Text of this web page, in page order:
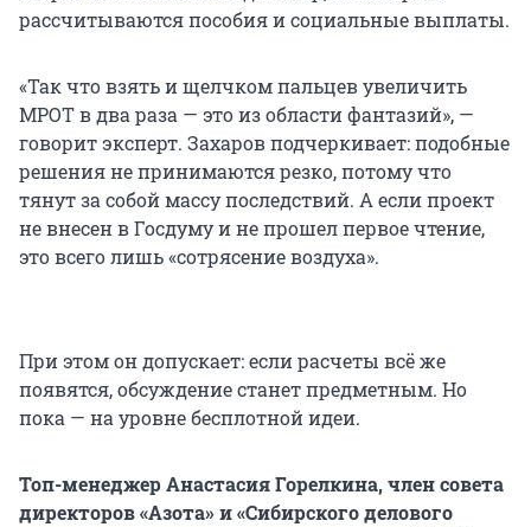
рассчитываются пособия и социальные выплаты.
«Так что взять и щелчком пальцев увеличить
МРОТ в два раза — это из области фантазий», —
говорит эксперт. Захаров подчеркивает: подобные
решения не принимаются резко, потому что
тянут за собой массу последствий. А если проект
не внесен в Госдуму и не прошел первое чтение,
это всего лишь «сотрясение воздуха».
При этом он допускает: если расчеты всё же
появятся, обсуждение станет предметным. Но
пока — на уровне бесплотной идеи.
Топ-менеджер Анастасия Горелкина, член совета
директоров «Азота» и «Сибирского делового